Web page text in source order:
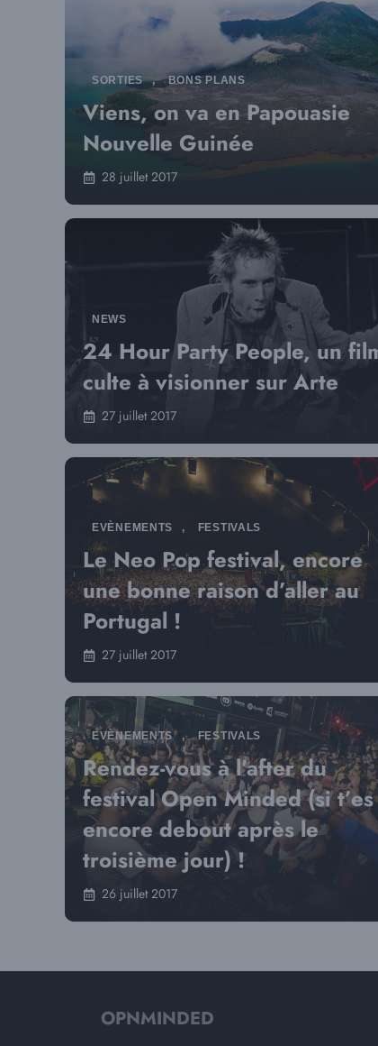
SORTIES , BONS PLANS
Viens, on va en Papouasie
Nouvelle Guinée
28 juillet 2017
NEWS
24 Hour Party People, un
culte à visionner sur Arte
27 juillet 2017
EVÈNEMENTS , FESTIVALS
Le Neo Pop festival, encore
une bonne raison d’aller au
Portugal !
27 juillet 2017
EVÈNEMENTS , FESTIVALS
Rendez-vous à l’after du
festival Open Minded (si t’es
encore debout après le
troisième jour) !
26 juillet 2017
OPNMINDED